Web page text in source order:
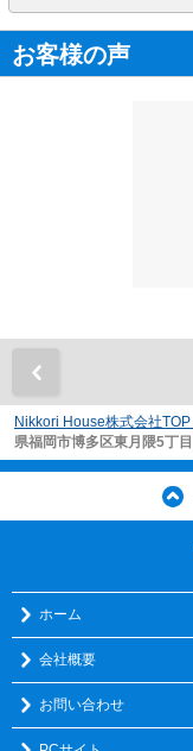
お客様の声
Nikkori House株式会社TOP
県福岡市博多区東月隈5丁目
ホーム
会社概要
お問い合わせ